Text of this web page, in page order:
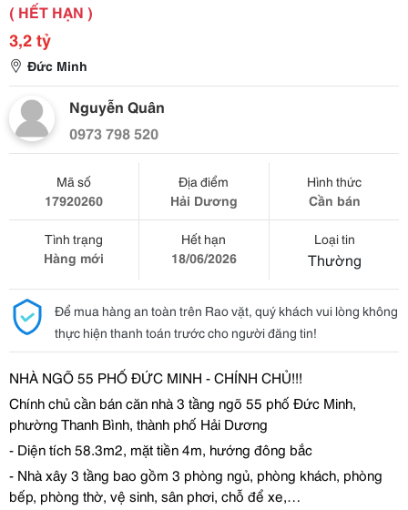
( HẾT HẠN )
3,2 tỷ
Đức Minh
Nguyễn Quân
0973 798 520
Mã số
17920260
Địa điểm
Hải Dương
Hình thức
Cần bán
Tình trạng
Hàng mới
Hết hạn
18/06/2026
Loại tin
Thường
Để mua hàng an toàn trên Rao vặt, quý khách vui lòng không
thực hiện thanh toán trước cho người đăng tin!
NHÀ NGÕ 55 PHỐĐỨC MINH - CHÍNH CHỦ!!!
Chính chủcần bán căn nhà 3 tầng ngõ 55 phố Đức Minh,
phường Thanh Bình, thành phố Hải Dương
- Diện tích 58.3m2, mặt tiền 4m, hướng đông bắc
- Nhà xây 3 tầng bao gồm 3 phòng ngủ, phòng khách, phòng
bếp, phòng thờ, vệ sinh, sân phơi, chỗ để xe,…